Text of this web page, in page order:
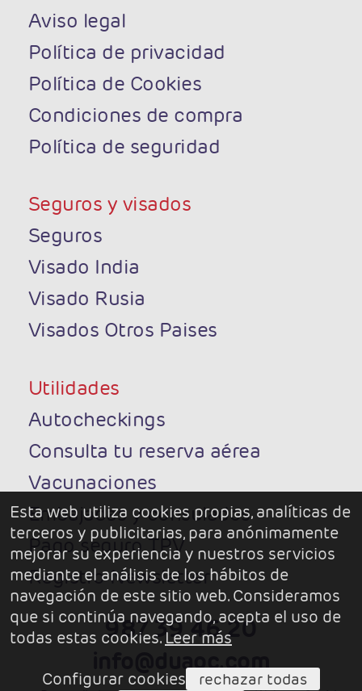
Aviso legal
Política de privacidad
Política de Cookies
Condiciones de compra
Política de seguridad
Seguros y visados
Seguros
Visado India
Visado Rusia
Visados Otros Paises
Utilidades
Autocheckings
Consulta tu reserva aérea
Vacunaciones
Embajadas y consulados
Pago seguro TPV
Registro Newsletter
987 39 46 20
info@duaoc.com
Esta web utiliza cookies propias, analíticas de
terceros y publicitarias, para anónimamente
mejorar su experiencia y nuestros servicios
mediante el análisis de los hábitos de
navegación de este sitio web. Consideramos
que si continúa navegando, acepta el uso de
todas estas cookies. Leer más
Configurar cookies
rechazar todas